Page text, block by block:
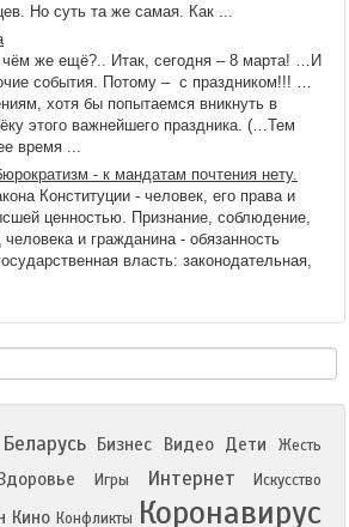
Но суть та же самая. Как ...
же ещё?.. Итак, сегодня – 8 марта! …И
события. Потому – с праздником!!! …
хотя бы попытаемся вникнуть в
этого важнейшего праздника. (…Тем
время ...
- к мандатам почтения нету.
Конституции - человек, его права и
ценностью. Признание, соблюдение,
и гражданина - обязанность
власть: законодательная,
Беларусь Бизнес Видео Дети
Жесть
Игры Интернет Искусство
Кино Конфликты Коронавирус